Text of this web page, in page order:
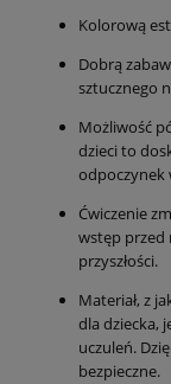
Kolorową
Dobrą
sztucznego
Możliwość
dzieci to
odpoczynek
Ćwiczenie
wstęp przed
przyszłości.
Materiał, z
dla dziecka,
uczuleń.
bezpieczne.